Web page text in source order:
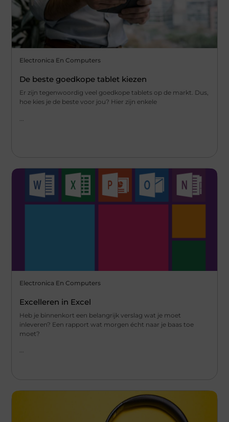
Electronica En Computers
De beste goedkope tablet kiezen
Er zijn tegenwoordig veel goedkope tablets op de markt. Dus,
hoe kies je de beste voor jou? Hier zijn enkele
Electronica En Computers
Excelleren in Excel
Heb je binnenkort een belangrijk verslag wat je moet
inleveren? Een rapport wat morgen écht naar je baas toe
moet?